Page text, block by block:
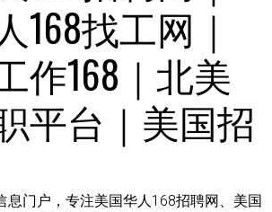
168找工网｜
作168｜北美
平台｜美国招
息门户，专注美国华人168招聘网、美国